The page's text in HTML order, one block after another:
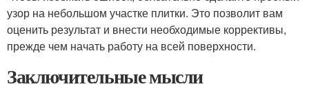
узор на небольшом участке плитки. Это позволит вам
оценить результат и внести необходимые коррективы,
прежде чем начать работу на всей поверхности.
Заключительные мысли